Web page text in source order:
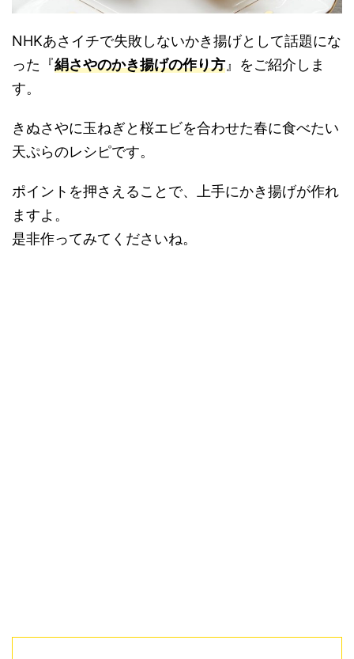
NHKあさイチで失敗しないかき揚げとして話題にな
った『絹さやのかき揚げの作り方 』をご紹介しま
す。
きぬさやに玉ねぎと桜エビを合わせた春に食べたい
天ぷらのレシピです。
ポイントを押さえることで、上手にかき揚げが作れ
ますよ。
是非作ってみてくださいね。